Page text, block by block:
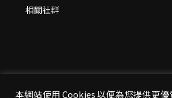
相關社群
本網站使用 Cookies 以便為您提供更